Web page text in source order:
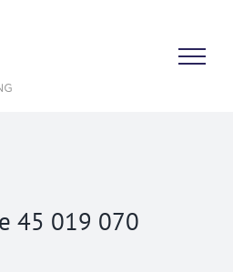
45 019 070